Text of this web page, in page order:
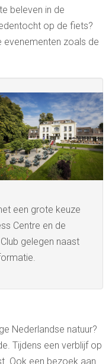
beleven in de
op de fiets?
evenementen zoals de
een grote keuze
Centre en de
gelegen naast
Nederlandse natuur?
Tijdens een verblijf op
Ook een bezoek aan